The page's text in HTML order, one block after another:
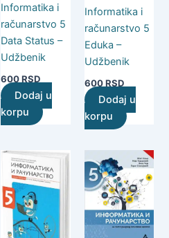
Informatika i
računarstvo 5
Data Status –
Udžbenik
600RSD
Dodaj u
korpu
Informatika i
računarstvo 5
Eduka –
Udžbenik
600RSD
Dodaj u
korpu